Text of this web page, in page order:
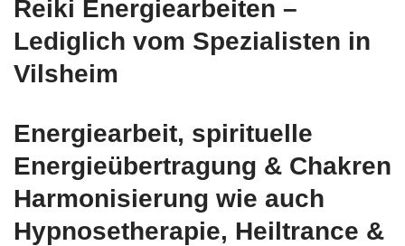
Reiki Energiearbeiten –
Lediglich vom Spezialisten in
Vilsheim
Energiearbeit, spirituelle
Energieübertragung & Chakren
Harmonisierung wie auch
Hypnosetherapie, Heiltrance &